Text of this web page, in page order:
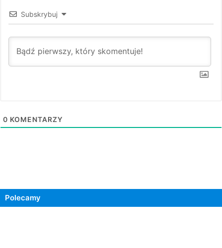
Subskrybuj
0 KOMENTARZY
Polecamy